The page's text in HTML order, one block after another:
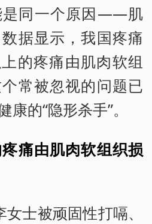
是同一个原因——肌
据显示，我国疼痛
的疼痛由肌肉软组
常被忽视的问题已
的“隐形杀手”。
痛由肌肉软组织损
士被顽固性打嗝、